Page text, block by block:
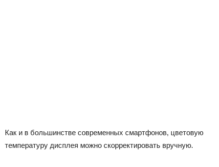
Как и в большинстве современных смартфонов, цветовую
температуру дисплея можно скорректировать вручную.